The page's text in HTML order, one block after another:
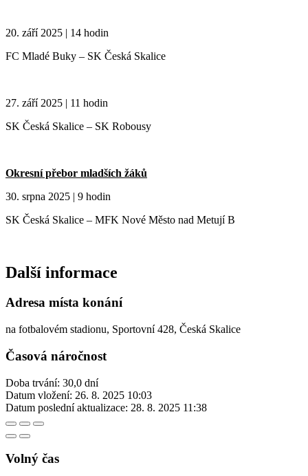
20. září 2025 | 14 hodin
FC Mladé Buky – SK Česká Skalice
27. září 2025 | 11 hodin
SK Česká Skalice – SK Robousy
Okresní přebor mladších žáků
30. srpna 2025 | 9 hodin
SK Česká Skalice – MFK Nové Město nad Metují B
Další informace
Adresa místa konání
na fotbalovém stadionu, Sportovní 428, Česká Skalice
Časová náročnost
Doba trvání: 30,0 dní
Datum vložení: 26. 8. 2025 10:03
Datum poslední aktualizace: 28. 8. 2025 11:38
Volný čas